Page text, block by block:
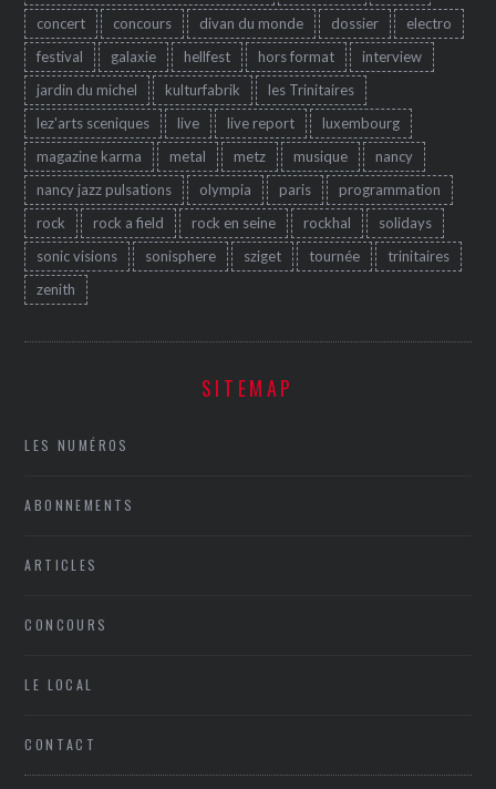
concert
concours divan du monde dossier
electro
festival
galaxie hellfest hors format
interview
jardin du michel
kulturfabrik
les Trinitaires
lez'arts sceniques
live live report
luxembourg
magazine karma
metal metz musique
nancy
nancy jazz pulsations
olympia paris
programmation
rock
rock a field rock en seine rockhal
solidays
sonic visions
sonisphere sziget tournée
trinitaires
zenith
SITEMAP
LES NUMÉROS
ABONNEMENTS
ARTICLES
CONCOURS
LE LOCAL
CONTACT